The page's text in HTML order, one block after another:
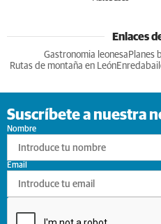
Enlaces
Gastronomia leonesa Planes
Rutas de montaña en León
Suscríbete a nuestra
Nombre
Email